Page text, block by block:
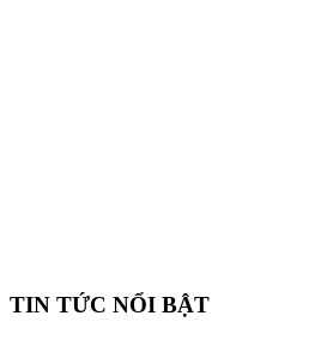
TIN TỨC NỔI BẬT